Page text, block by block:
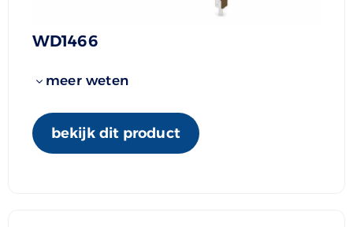
WD1466
meer weten
bekijk dit product